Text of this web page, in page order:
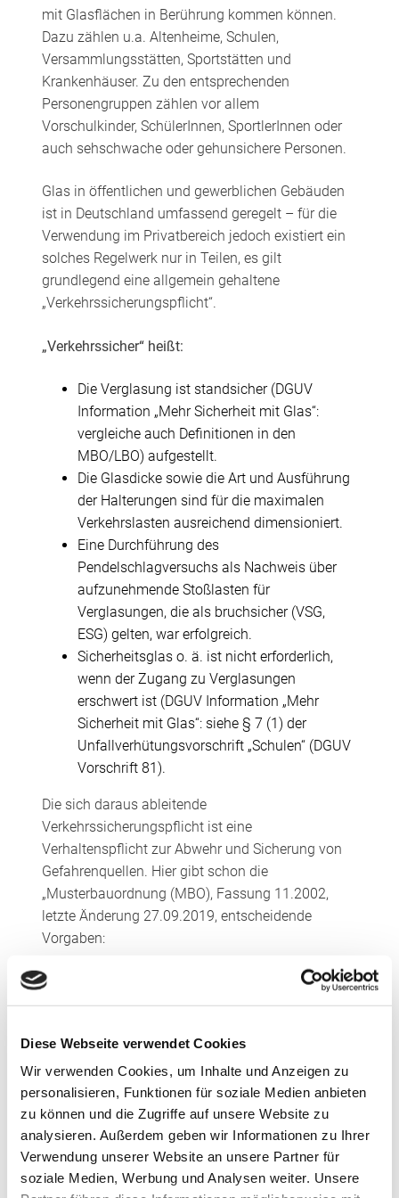
Diese Webseite verwendet Cookies
Wir verwenden Cookies, um Inhalte und Anzeigen zu
personalisieren, Funktionen für soziale Medien anbieten
zu können und die Zugriffe auf unsere Website zu
analysieren. Außerdem geben wir Informationen zu Ihrer
Verwendung unserer Website an unsere Partner für
soziale Medien, Werbung und Analysen weiter. Unsere
mit Glasflächen in Berührung kommen können.
Dazu zählen u.a. Altenheime, Schulen,
Versammlungsstätten, Sportstätten und
Krankenhäuser. Zu den entsprechenden
Personengruppen zählen vor allem
Vorschulkinder, SchülerInnen, SportlerInnen oder
auch sehschwache oder gehunsichere Personen.
Glas in öffentlichen und gewerblichen Gebäuden
ist in Deutschland umfassend geregelt – für die
Verwendung im Privatbereich jedoch existiert ein
solches Regelwerk nur in Teilen, es gilt
grundlegend eine allgemein gehaltene
„Verkehrssicherungspflicht“.
„Verkehrssicher“ heißt:
Die Verglasung ist standsicher (DGUV
Information „Mehr Sicherheit mit Glas“:
vergleiche auch Definitionen in den
MBO/LBO) aufgestellt.
Die Glasdicke sowie die Art und Ausführung
der Halterungen sind für die maximalen
Verkehrslasten ausreichend dimensioniert.
Eine Durchführung des
Pendelschlagversuchs als Nachweis über
aufzunehmende Stoßlasten für
Verglasungen, die als bruchsicher (VSG,
ESG) gelten, war erfolgreich.
Sicherheitsglas o. ä. ist nicht erforderlich,
wenn der Zugang zu Verglasungen
erschwert ist (DGUV Information „Mehr
Sicherheit mit Glas“: siehe § 7 (1) der
Unfallverhütungsvorschrift „Schulen“ (DGUV
Vorschrift 81).
Die sich daraus ableitende
Verkehrssicherungspflicht ist eine
Verhaltenspflicht zur Abwehr und Sicherung von
Gefahrenquellen. Hier gibt schon die
„Musterbauordnung (MBO), Fassung 11.2002,
letzte Änderung 27.09.2019, entscheidende
Vorgaben:
MBO § 3, Allgemeine Anforderungen
ändern und instand zuhalten, dass die öffentliche
Sicherheit und Ordnung, insbesondere Leben,
Gesundheit und die natürlichen
Lebensgrundlagen, nicht gefährdet werden; dabei
sind die Grundanforderungen an Bauwerke gemäß
Anhang 1 der Verordnung(EU)Nr. 305/2011 zu
berücksichtigen. Dies gilt auch für die Beseitigung